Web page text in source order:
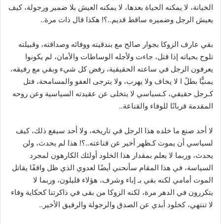
الخيانة، لا يمكنه الحياة بعدها، لا يمكنه العيش بلا ضمير ورجولة، كيف
يعيش الرجل وضميره ساقط قديم..؟! هكذا قال ذات مرة..
بقي عارف الزوكا بجوار صالح مع بندقيته ووفائه وصداقته، وقبيلته
تلوح بحياته إذا قتل، جاءت ولأجله الوساطات والأمان، لم يكونوا
يعرفون الرجل في ساعته الحقيقية، رفض كل شيء وبقي مع رفيقه،
يمنيًّا بطلً ا لا يخاف ولا يهرب، ولا يترجى العفو والمسامحة، فتل
كـرجل حقيقي، كـسياسي لا يتخلى عن عقيدته السياسية وعن روحه
المقدمة قربانًا للوفاء والقناعة..
لا أحد صنع ما خلده هذا الرجل في تاريخه، ولا أحد سيفع ذلك، كيف
لسياسي أن يموت كـظهر أخير عن قناعته..؟! هذا لم يحدث، ولن
يحدث، وربما لا يعلم بمقدار هذا الخلود أولئك الكارهون لمجرد
السياسة، في هذا المقام سأنحني أيضًا لعدوي الذي ظل واقفًا يقاتل
الموت أمامي لكنه بقي بـ إباء وشرف، هؤلاء قليلون، وربما لا
يتكررون في الدهر مرة، لكنه الزوكا من بقى في ذاكرتنا كحكاية وفاء
لا تنتهي، كخلود أبدي عن الصدق والرجولة والرفيق الأخير..